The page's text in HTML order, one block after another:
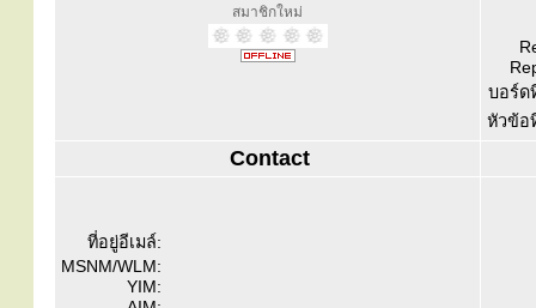
สมาชิกใหม่
บอร์ด
หัวข้อ
Contact
ที่อยู่อีเมล์:
MSNM/WLM:
YIM: